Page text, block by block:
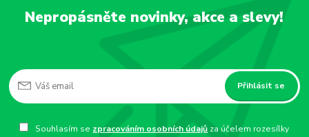
Nepropásněte novinky, akce a slevy!
Přihlásit se
Souhlasím se zpracováním osobních údajů za účelem rozesílky